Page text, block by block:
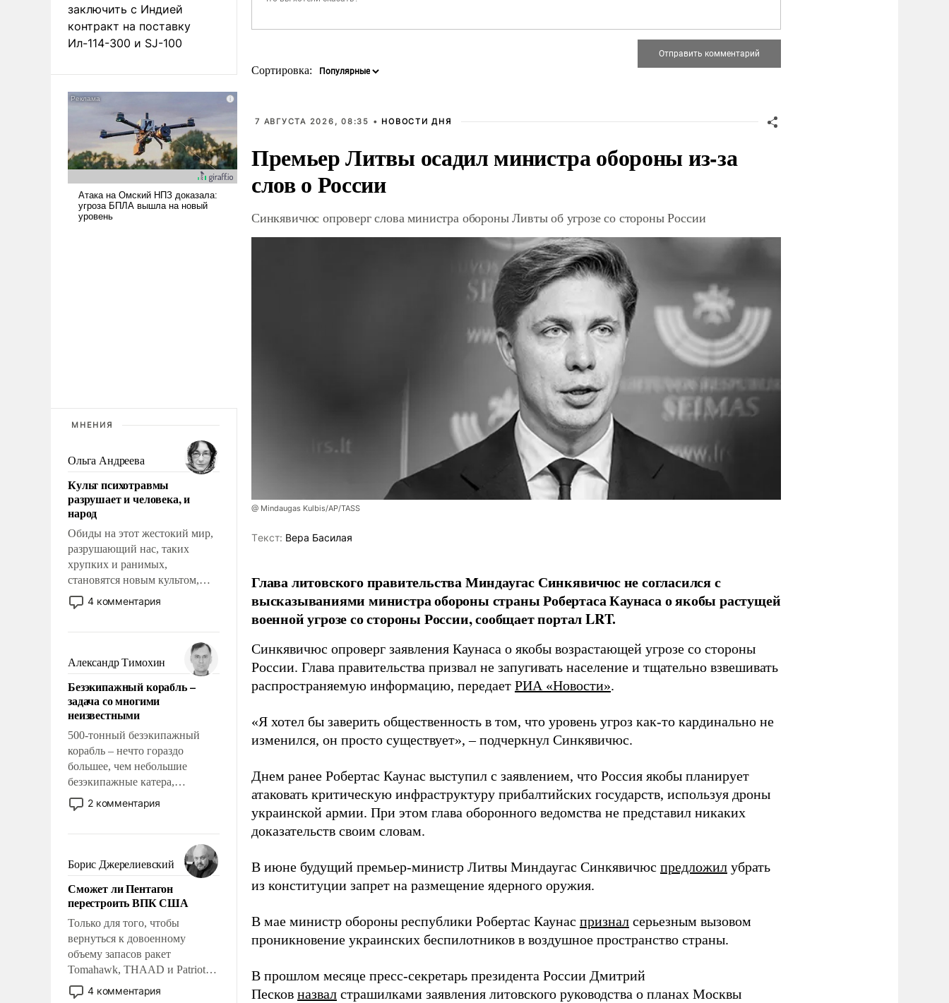
заключить с Индией
контракт на поставку
Ил-114-300 и SJ-100
МНЕНИЯ
Ольга Андреева
Культ психотравмы
разрушает и человека, и
народ
Обиды на этот жестокий мир,
разрушающий нас, таких
хрупких и ранимых,
становятся новым культом,
постепенно вытесняя и
отменяя традиционное
мужественным и твердым под
ударами судьбы, брать на себя
ответственность, помогать
слабым, идти вперед и
адаптироваться.
4 комментария
Александр Тимохин
Безэкипажный корабль –
задача со многими
неизвестными
500-тонный безэкипажный
корабль – нечто гораздо
большее, чем небольшие
безэкипажные катера,
применение которых уже
стало обыденностью. Задача по
сложна и амбициозна. Однако
и ее реализация радикально
поднимет наши боевые
возможности.
2 комментария
Борис Джерелиевский
Сможет ли Пентагон
перестроить ВПК США
Только для того, чтобы
вернуться к довоенному
объему запасов ракет
Tomahawk, THAAD и Patriot
США потребуется более трех
лет. Даже небольшая война с
4 комментария
Сортировка:
7 АВГУСТА 2026, 08:35 • НОВОСТИ ДНЯ
Премьер Литвы осадил министра обороны из-за
слов о России
Синкявичюс опроверг слова министра обороны Ливты об угрозе со стороны России
@ Mindaugas Kulbis/AP/TASS
Tекст: Вера Басилая
Глава литовского правительства Миндаугас Синкявичюс не согласился с
высказываниями министра обороны страны Робертаса Каунаса о якобы растущей
военной угрозе со стороны России, сообщает портал LRT.
Синкявичюс опроверг заявления Каунаса о якобы возрастающей угрозе со стороны
России. Глава правительства призвал не запугивать население и тщательно взвешивать
распространяемую информацию, передает РИА «Новости».
«Я хотел бы заверить общественность в том, что уровень угроз как-то кардинально не
изменился, он просто существует», – подчеркнул Синкявичюс.
Днем ранее Робертас Каунас выступил с заявлением, что Россия якобы планирует
атаковать критическую инфраструктуру прибалтийских государств, используя дроны
украинской армии. При этом глава оборонного ведомства не представил никаких
доказательств своим словам.
В июне будущий премьер-министр Литвы Миндаугас Синкявичюс предложил убрать
из конституции запрет на размещение ядерного оружия.
В мае министр обороны республики Робертас Каунас признал серьезным вызовом
проникновение украинских беспилотников в воздушное пространство страны.
В прошлом месяце пресс-секретарь президента России Дмитрий
Песков назвал страшилками заявления литовского руководства о планах Москвы